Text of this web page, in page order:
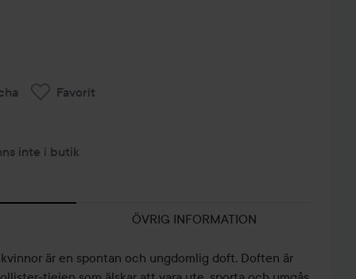
Favorit
inte i butik
ÖVRIG INFORMATION
är en spontan och ungdomlig doft. Doften är